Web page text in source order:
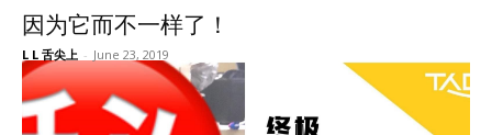
因为它而不一样了！
L L 舌尖上 - June 23, 2019